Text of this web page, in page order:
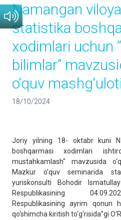
Namangan
statistika
xodimlari uchun
bilimlar”
o‘quv
18/10/2024
Joriy yilning 18- oktabr kuni
boshqarmasi xodimlari
mustahkamlash" mavzusida
Mazkur o'quv seminarida
yuriskonsulti Bohodir
Respublikasining
Respublikasining ayrim qonun
qo‘shimcha kiritish to‘g‘risida”gi